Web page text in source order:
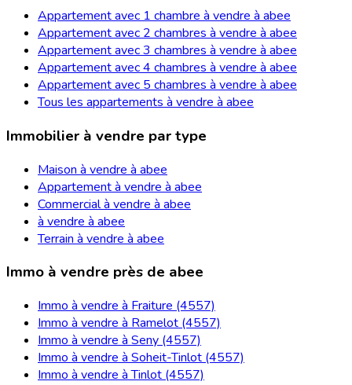
Appartement avec 1 chambre à vendre à abee
Appartement avec 2 chambres à vendre à abee
Appartement avec 3 chambres à vendre à abee
Appartement avec 4 chambres à vendre à abee
Appartement avec 5 chambres à vendre à abee
Tous les appartements à vendre à abee
Immobilier à vendre par type
Maison à vendre à abee
Appartement à vendre à abee
Commercial à vendre à abee
à vendre à abee
Terrain à vendre à abee
Immo à vendre près de abee
Immo à vendre à Fraiture (4557)
Immo à vendre à Ramelot (4557)
Immo à vendre à Seny (4557)
Immo à vendre à Soheit-Tinlot (4557)
Immo à vendre à Tinlot (4557)